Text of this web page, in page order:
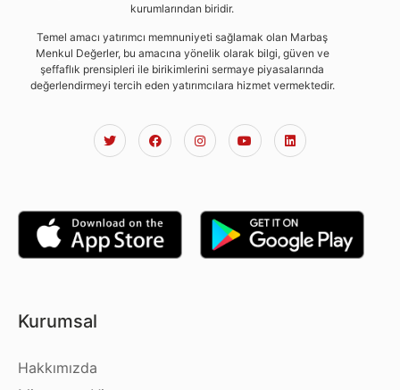
kurumlarından biridir.
Temel amacı yatırımcı memnuniyeti sağlamak olan Marbaş
Menkul Değerler, bu amacına yönelik olarak bilgi, güven ve
şeffaflık prensipleri ile birikimlerini sermaye piyasalarında
değerlendirmeyi tercih eden yatırımcılara hizmet vermektedir.
Kurumsal
Hakkımızda